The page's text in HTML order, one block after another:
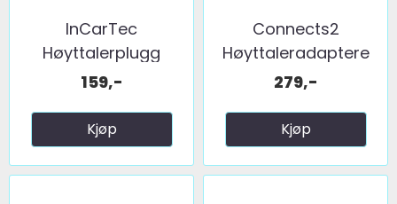
InCarTec
Høyttalerplugg
adaptere ...
159,-
Kjøp
Connects2
Høyttaleradaptere
(165mm) ...
279,-
Kjøp